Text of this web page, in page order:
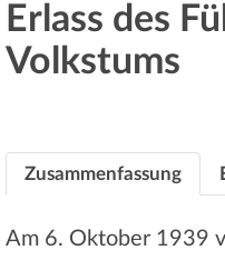
Erlass des
Volkstums
Zusammenfassung
Am 6. Oktober 1939